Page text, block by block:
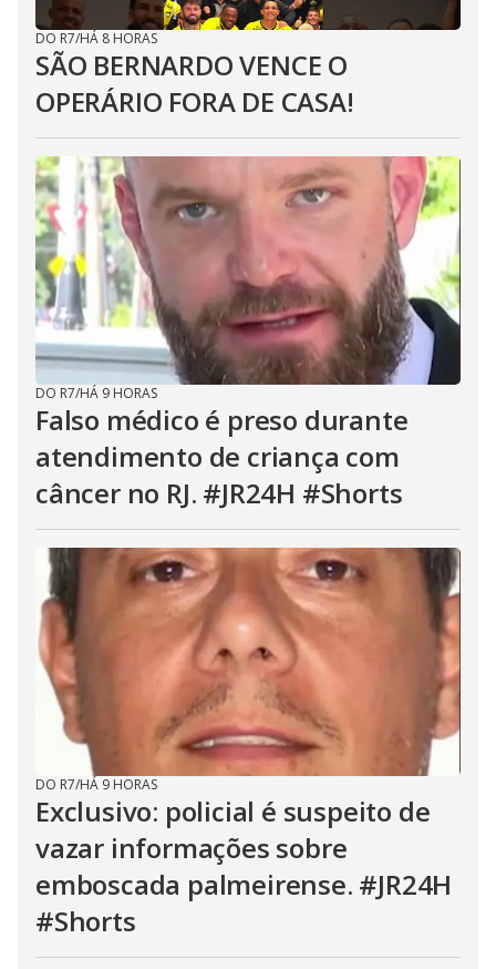
DO R7/HÁ 8 HORAS
SÃO BERNARDO VENCE O
OPERÁRIO FORA DE CASA!
DO R7/HÁ 9 HORAS
Falso médico é preso durante
atendimento de criança com
câncer no RJ. #JR24H #Shorts
DO R7/HÁ 9 HORAS
Exclusivo: policial é suspeito de
vazar informações sobre
emboscada palmeirense. #JR24H
#Shorts